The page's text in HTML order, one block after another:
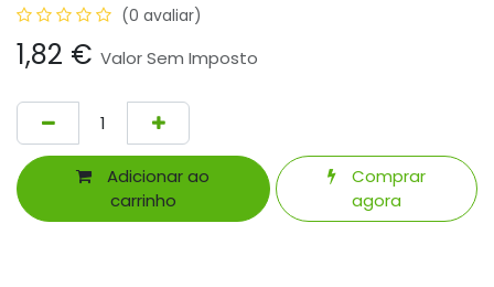
(0 avaliar)
1,82 € Valor Sem Imposto
Adicionar ao
carrinho
Comprar
agora